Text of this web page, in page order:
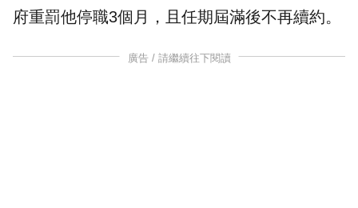
府重罰他停職3個月，且任期屆滿後不再續約。
廣告 / 請繼續往下閱讀